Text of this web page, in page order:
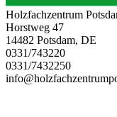
Holzfachzentrum
Horstweg 47
14482 Potsdam, DE
0331/743220
0331/7432250